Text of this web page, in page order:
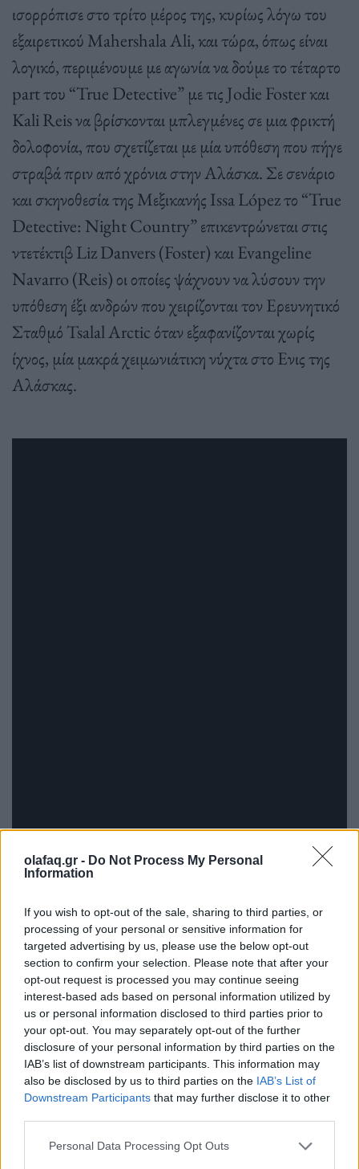
olafaq.gr - Do Not Process My Personal
Information
If you wish to opt-out of the sale, sharing to third parties, or
processing of your personal or sensitive information for
targeted advertising by us, please use the below opt-out
section to confirm your selection. Please note that after your
opt-out request is processed you may continue seeing
interest-based ads based on personal information utilized by
us or personal information disclosed to third parties prior to
your opt-out. You may separately opt-out of the further
disclosure of your personal information by third parties on the
IAB’s list of downstream participants. This information may
also be disclosed by us to third parties on the IAB’s List of
Downstream Participants that may further disclose it to other
Personal Data Processing Opt Outs
ισορρόπισε στο τρίτο μέρος της, κυρίως λόγω του
εξαιρετικού Mahershala Ali, και τώρα, όπως είναι
λογικό, περιμένουμε με αγωνία να δούμε το τέταρτο
part του “True Detective” με τις Jodie Foster και
Kali Reis να βρίσκονται μπλεγμένες σε μια φρικτή
δολοφονία, που σχετίζεται με μία υπόθεση που πήγε
στραβά πριν από χρόνια στην Αλάσκα. Σε σενάριο
και σκηνοθεσία της Μεξικανής Issa López το “True
Detective: Night Country” επικεντρώνεται στις
ντετέκτιβ Liz Danvers (Foster) και Evangeline
Navarro (Reis) οι οποίες ψάχνουν να λύσουν την
υπόθεση έξι ανδρών που χειρίζονται τον Ερευνητικό
Σταθμό Tsalal Arctic όταν εξαφανίζονται χωρίς
ίχνος, μία μακρά χειμωνιάτικη νύχτα στο Ενις της
Αλάσκας.
Griselda (Netflix)
Ημερομηνία: 25 Ιανουαρίου 2024
Όσοι περιμένατε να δοθεί μια συνέχεια στον εθιστικό
κόσμο του “Narcos”, ορίστε ένα υποκατάστατο. Η
νέα σειρά του Netflix “Griselda”, φαίνεται να
περιλαμβάνει όλα εκείνα τα στοιχεία που μας
τράβηξαν για να παρακολουθήσουμε τη ζωή και τις